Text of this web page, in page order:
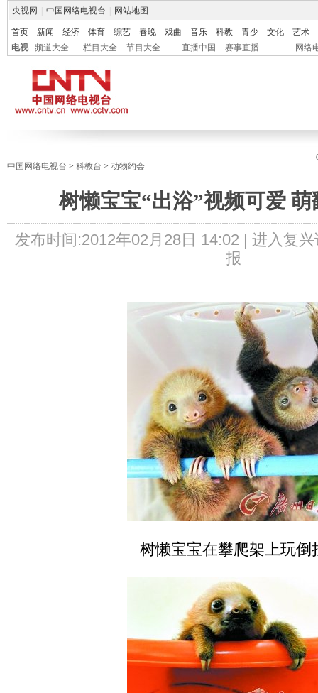
央视网 中国网络电视台 网站地图
首页 新闻 经济 体育 综艺 春晚 戏曲 音乐 科教 青少 文化
艺术
电视
频道大全 栏目大全 节目大全 直播中国 赛事直播 网络
中国网络电视台 > 科教台 > 动物约会
树懒宝宝“出浴”视频可爱
发布时间:2012年02月28日 14:02 | 进入复兴
报
树懒宝宝在攀爬架上玩倒